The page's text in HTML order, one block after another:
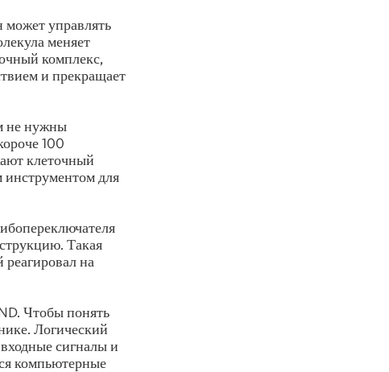
управлять
меняет
комплекс,
и прекращает
не нужны
100
клеточный
инструментом для
Такая
на
Чтобы понять
Логический
сигналы и
компьютерные